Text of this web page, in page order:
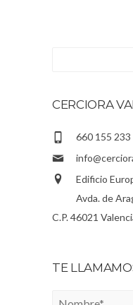
CERCIORA
660 155 233
Edificio
Avda. de
C.P. 46021
TE